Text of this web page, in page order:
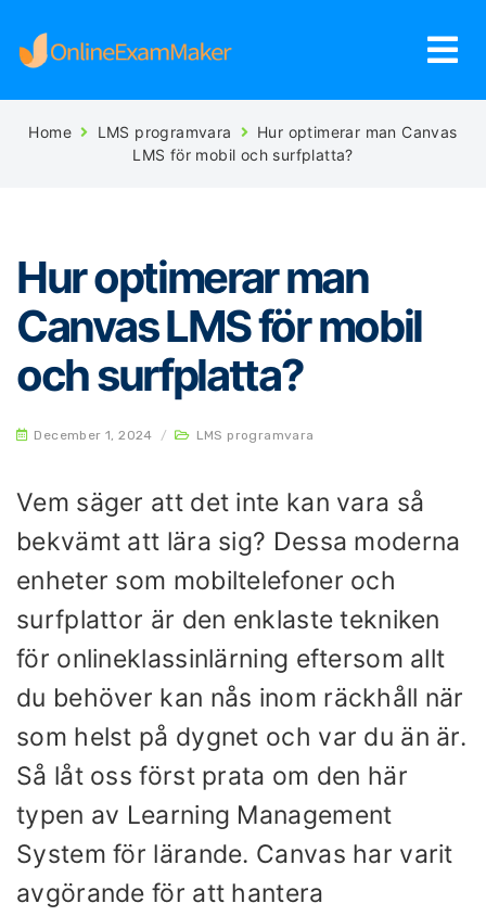
Home LMS programvara
Hur optimerar man Canvas
LMS för mobil och surfplatta?
Hur optimerar man
Canvas LMS för mobil
och surfplatta?
December 1, 2024 / LMS programvara
Vem säger att det inte kan vara så
bekvämt att lära sig? Dessa moderna
enheter som mobiltelefoner och
surfplattor är den enklaste tekniken
för onlineklassinlärning eftersom allt
du behöver kan nås inom räckhåll när
som helst på dygnet och var du än är.
Så låt oss först prata om den här
typen av Learning Management
System för lärande. Canvas har varit
avgörande för att hantera